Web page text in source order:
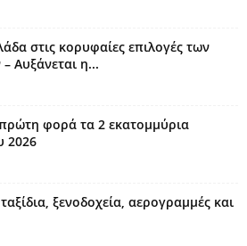
στις κορυφαίες επιλογές των
Αυξάνεται η...
πρώτη φορά τα 2 εκατομμύρια
2026
ξενοδοχεία, αερογραμμές και